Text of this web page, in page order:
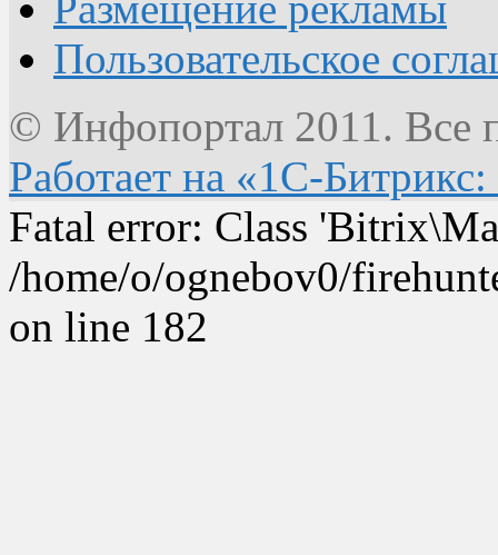
Пользовательское
© Инфопортал 2011. Все
Работает на «1С-
Fatal error: Class
/home/o/ognebov0/
on line 182